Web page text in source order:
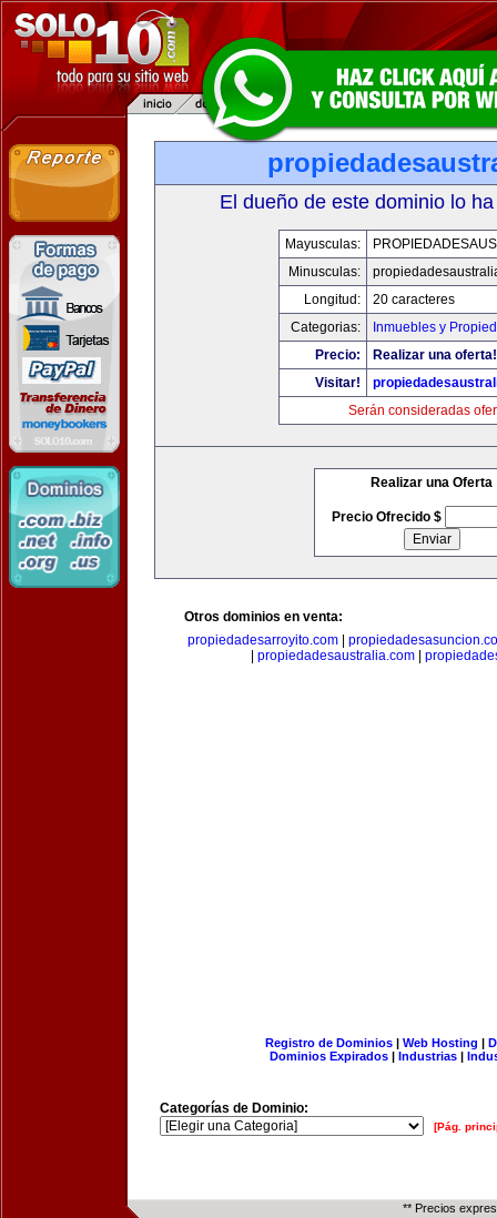
El dueño de este dominio lo
Mayusculas:
Minusculas:
Longitud:
20 caracteres
Categorias:
Inmuebles y
Precio:
Realizar una oferta!
Visitar!
Serán consideradas
Realizar una Oferta
Precio Ofrecido $
Otros dominios en venta:
propiedadesarroyito.com|
propiedadesaustralia.com
Registro de Dominios| Web Hosting |
Dominios Expirados | Industrias |
Categorías de Dominio:
[Pág.
** Precios